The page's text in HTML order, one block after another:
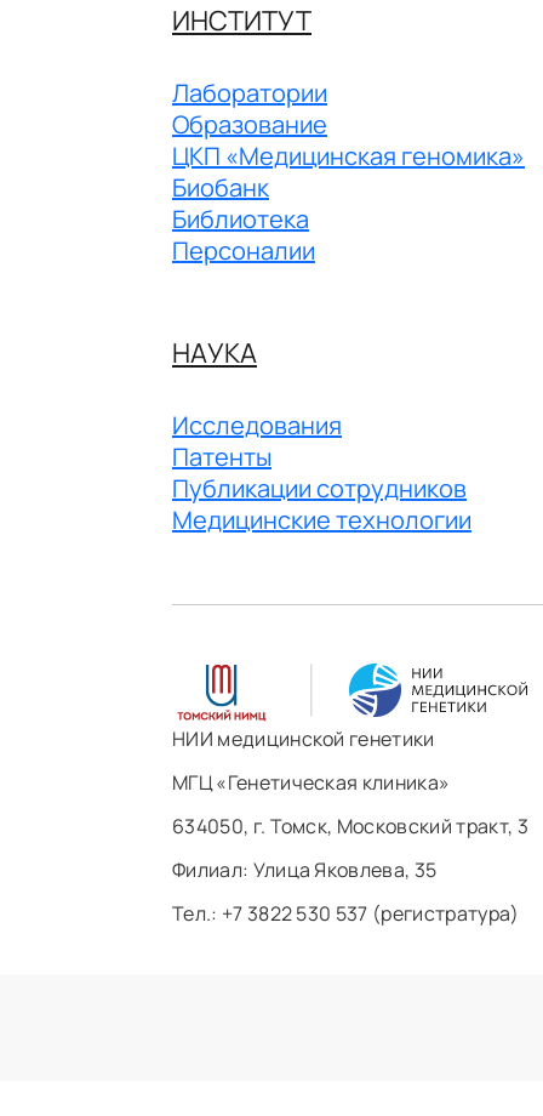
ИНСТИТУТ
Лаборатории
Образование
ЦКП «Медицинская геномика»
Биобанк
Библиотека
Персоналии
НАУКА
Исследования
Патенты
Публикации сотрудников
Медицинские технологии
НИИ медицинской генетики
МГЦ «Генетическая клиника»
634050, г. Томск, Московский тракт, 3
Филиал: ​Улица Яковлева, 35
Тел.: +7 3822 530 537 (регистратура)